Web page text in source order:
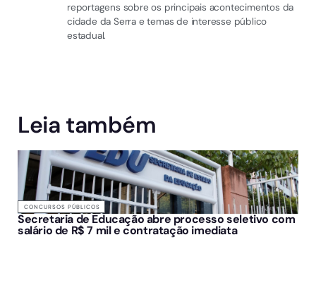
reportagens sobre os principais acontecimentos da
cidade da Serra e temas de interesse público
estadual.
Leia também
CONCURSOS PÚBLICOS
Secretaria de Educação abre processo seletivo com
salário de R$ 7 mil e contratação imediata